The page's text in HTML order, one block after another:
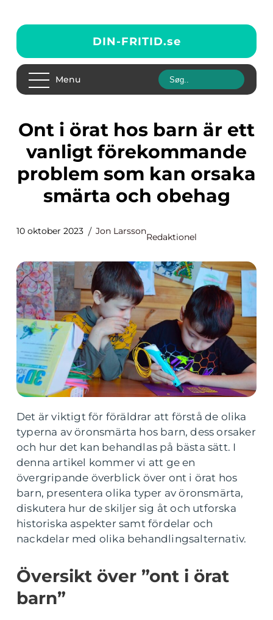
DIN-FRITID.se
Menu
Ont i örat hos barn är ett
vanligt förekommande
problem som kan orsaka
smärta och obehag
10 oktober 2023 Jon Larsson
Redaktionel
Det är viktigt för föräldrar att förstå de olika
typerna av öronsmärta hos barn, dess orsaker
och hur det kan behandlas på bästa sätt. I
denna artikel kommer vi att ge en
övergripande överblick över ont i örat hos
barn, presentera olika typer av öronsmärta,
diskutera hur de skiljer sig åt och utforska
historiska aspekter samt fördelar och
nackdelar med olika behandlingsalternativ.
Översikt över ”ont i örat
barn”